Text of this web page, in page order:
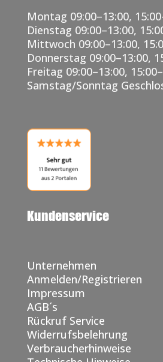
Montag 09:00–13:00,
Dienstag 09:00–13:00,
Mittwoch 09:00–13:00,
Donnerstag 09:00–13:00,
Freitag 09:00–13:00,
Samstag/Sonntag
Kundenservice
Unternehmen
Anmelden/Registrieren
Impressum
AGB´s
Rückruf Service
Widerrufsbelehrung
Verbraucherhinweise